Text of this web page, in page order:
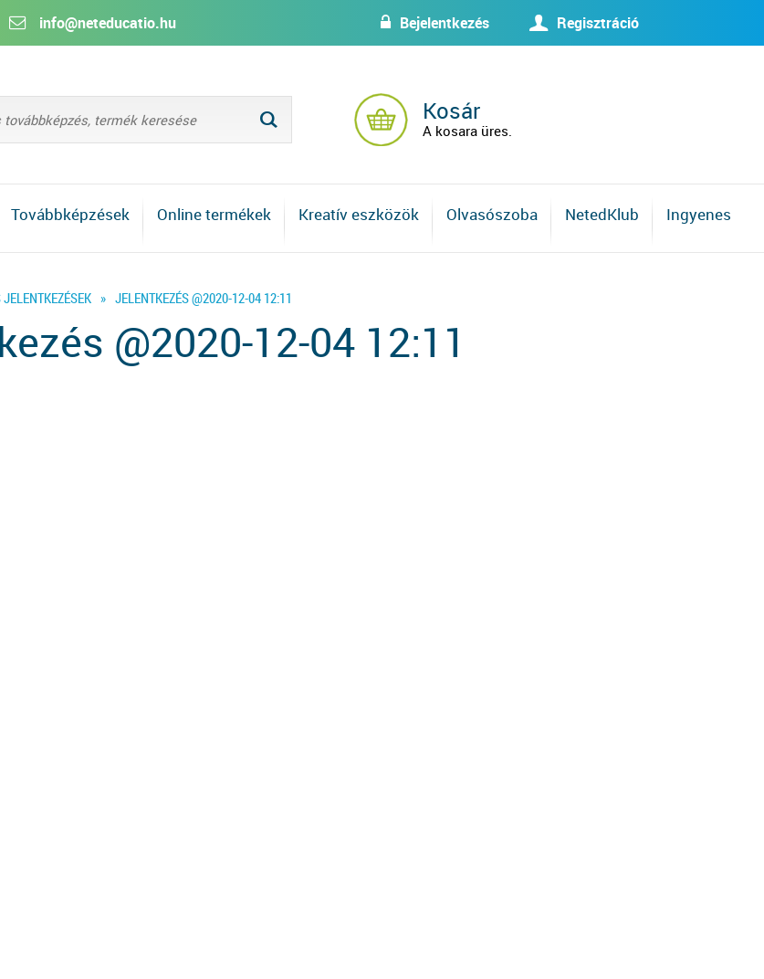
w Bejelentkezés U Regisztráció
info@neteducatio.hu
L Kosár
A kosara üres.
Továbbképzések Online termékek Kreatív eszközök Olvasószoba NetedKlub Ingyenes
JELENTKEZÉSEK » JELENTKEZÉS @2020-12-04 12:11
@2020-12-04 12:11